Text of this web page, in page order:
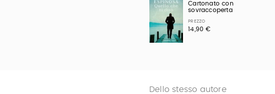
Cartonato con
sovraccoperta
PREZZO
14,90 €
Dello stesso autore